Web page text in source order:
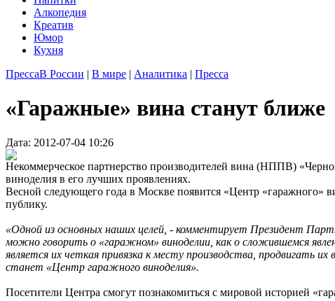
Алкопедия
Креатив
Юмор
Кухня
ПрессаВ России | В мире | Аналитика | Пресса
«Гаражные» вина станут ближе
Дата: 2012-07-04 10:26
Некоммерческое партнерство производителей вина (НППВ)
виноделия в его лучших проявлениях.
Весной следующего года в Москве появится «Центр «гаражного»
публику.
«Одной из основных наших целей, - комментирует Президент
можно говорить о «гаражном» виноделии, как о сложившемся
является их четкая привязка к месту производства, продвигать
станет «Центр гаражного виноделия».
Посетители Центра смогут познакомиться с мировой историей